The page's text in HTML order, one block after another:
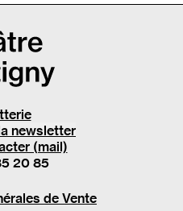
newsletter
(mail)
20 85
de Vente